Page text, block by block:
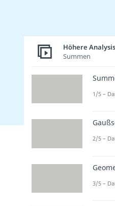
Höhere Analysis
Summen
1/5 –
2/5 –
3/5 –